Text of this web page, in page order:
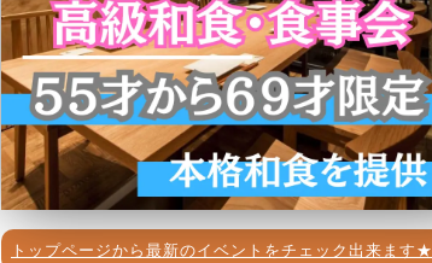
トップページから最新のイベントをチェック出来ます★